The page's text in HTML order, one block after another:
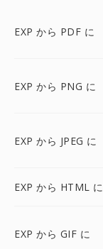
EXP から PDF に
EXP から PNG に
EXP から JPEG に
EXP から HTML に
EXP から GIF に